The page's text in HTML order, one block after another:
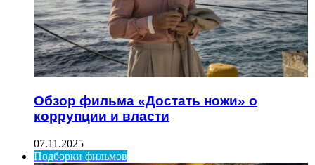
Обзор фильма «Достать ножи» о
коррупции и власти
07.11.2025
Подборки фильмов